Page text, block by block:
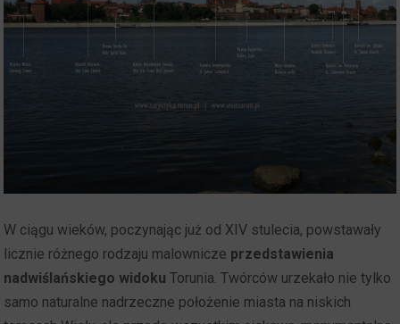
W ciągu wieków, poczynając już od XIV stulecia, powstawały
licznie różnego rodzaju malownicze przedstawienia
nadwiślańskiego widoku Torunia. Twórców urzekało nie tylko
samo naturalne nadrzeczne położenie miasta na niskich